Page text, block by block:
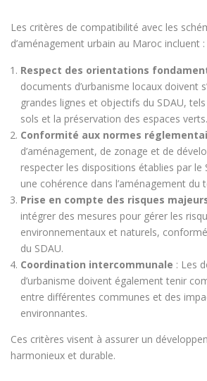
Les critères de compatibilité avec les
d’aménagement urbain au Maroc incluent :
Respect des orientations
documents d’urbanisme locaux doivent
grandes lignes et objectifs du SDAU,
sols et la préservation des espaces verts.
Conformité aux normes
d’aménagement, de zonage et de
respecter les dispositions établies par le
une cohérence dans l’aménagement du
Prise en compte des risques
intégrer des mesures pour gérer les
environnementaux et naturels,
du SDAU.
Coordination intercommunale : Les
d’urbanisme doivent également tenir
entre différentes communes et des
environnantes.
Ces critères visent à assurer un
harmonieux et durable.